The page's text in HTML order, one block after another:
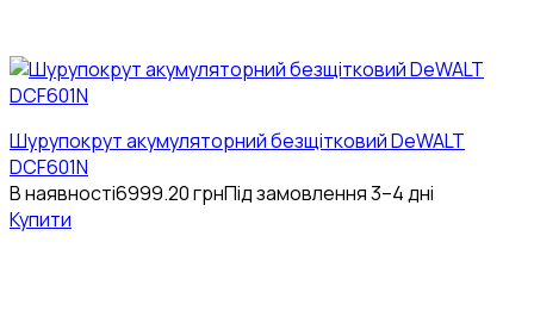
Шурупокрут акумуляторний безщітковий DeWALT
DCF601N
В наявності6999.20грнПід замовлення 3–4 дні
Купити